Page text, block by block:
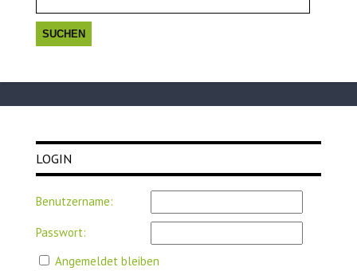
LOGIN
Benutzername:
Passwort:
Angemeldet bleiben